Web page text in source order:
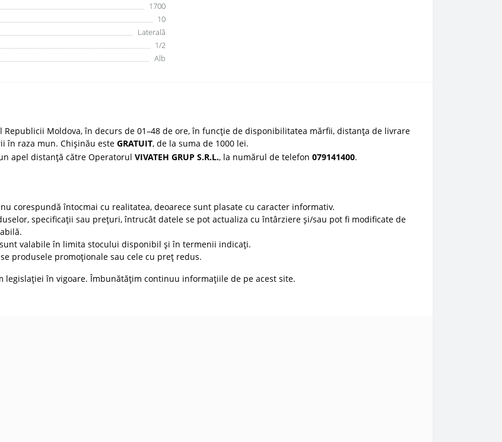
1700
10
Laterală
1/2
Alb
Moldova, în decurs de 01–48 de ore, în funcție de disponibilitatea mărfii, distanța de livrare
în raza mun. Chișinău este GRATUIT, de la suma de 1000 lei.
apel distanță către Operatorul VIVATEH GRUP S.R.L., la numărul de telefon 079141400.
corespundă întocmai cu realitatea, deoarece sunt plasate cu caracter informativ.
specificații sau prețuri, întrucât datele se pot actualiza cu întârziere și/sau pot fi modificate de
valabile în limita stocului disponibil și în termenii indicați.
produsele promoționale sau cele cu preț redus.
legislației în vigoare. Îmbunătățim continuu informațiile de pe acest site.